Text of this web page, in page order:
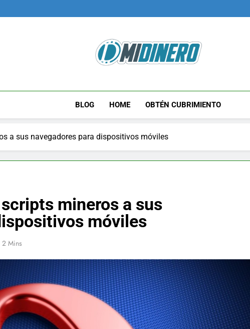
Midinero.co
BLOG HOME OBTÉN CUBRIMIENTO
a sus navegadores para dispositivos móviles
mineros a sus
móviles
2 Mins